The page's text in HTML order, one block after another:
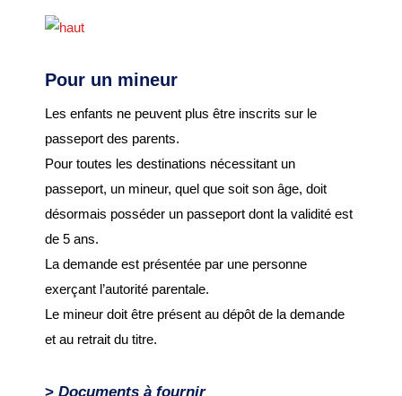
SCOT-AEC
Travaux en cours
SANTÉ ET SOCIAL
Pour un mineur
Les enfants ne peuvent plus être inscrits sur le
passeport des parents.
Pour toutes les destinations nécessitant un
passeport, un mineur, quel que soit son âge, doit
désormais posséder un passeport dont la validité est
de 5 ans.
La demande est présentée par une personne
exerçant l’autorité parentale.
Le mineur doit être présent au dépôt de la demande
et au retrait du titre.
> Documents à fournir